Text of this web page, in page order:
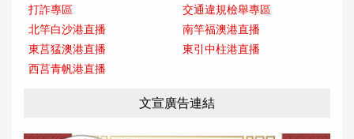
打詐專區
交通違規檢舉專區
北竿白沙港直播
南竿福澳港直播
東莒猛澳港直播
東引中柱港直播
西莒青帆港直播
文宣廣告連結